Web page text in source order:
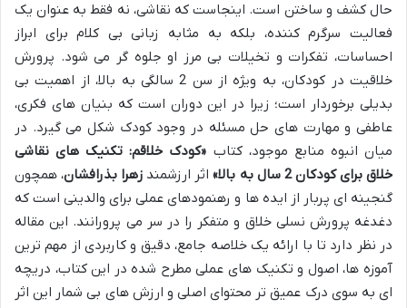
حال کشف و ساختن است. اینجاست که نقاشی، نه فقط به عنوان یک
فعالیت سرگرم کننده، بلکه به مثابه زبانی بی کلام برای ابراز
احساسات، تفکرات و تخیلات بی مرز او جلوه گر می شود. پرورش
خلاقیت در کودکان، به ویژه از سن 2 سالگی به بالا، از اهمیت بی
بدیلی برخوردار است؛ زیرا در این دوران است که بنیان های فکری،
عاطفی و مهارت های حل مسئله در وجود کودک شکل می گیرد. در
میان انبوه منابع موجود، کتاب «کودک خلاقم: تکنیک های نقاشی
خلاق برای کودکان 2 سال به بالا»
اثر ارزشمند زهرا بذرافشان، همچون
گنجینه ای پربار از ایده ها و رهنمودهای عملی برای والدینی است که
دغدغه پرورش نسلی خلاق و متفکر را در سر می پرورانند. این مقاله
در نظر دارد تا با ارائه یک خلاصه جامع، دقیق و کاربردی از مهم ترین
آموزه ها، اصول و تکنیک های عملی مطرح شده در این کتاب، دریچه
ای به سوی درک عمیق تر محتوای اصلی و ارزش های بی شمار این اثر